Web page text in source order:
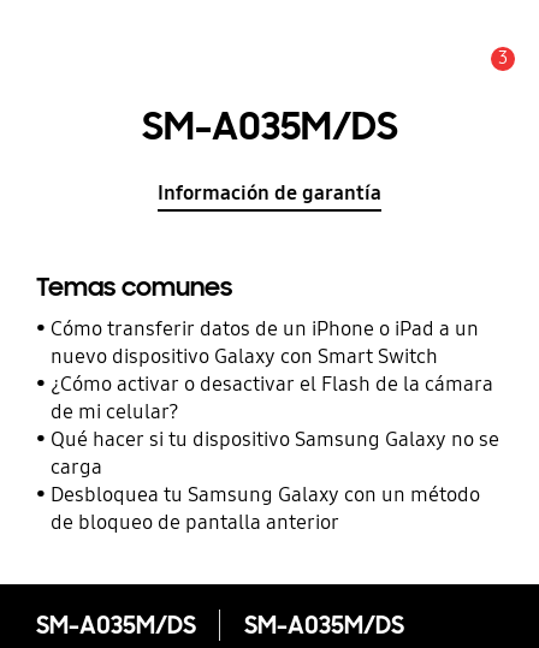
3
SM-A035M/DS
Información de garantía
Temas comunes
Cómo transferir datos de un iPhone o iPad a un
nuevo dispositivo Galaxy con Smart Switch
¿Cómo activar o desactivar el Flash de la cámara
de mi celular?
Qué hacer si tu dispositivo Samsung Galaxy no se
carga
Desbloquea tu Samsung Galaxy con un método
de bloqueo de pantalla anterior
SM-A035M/DS SM-A035M/DS